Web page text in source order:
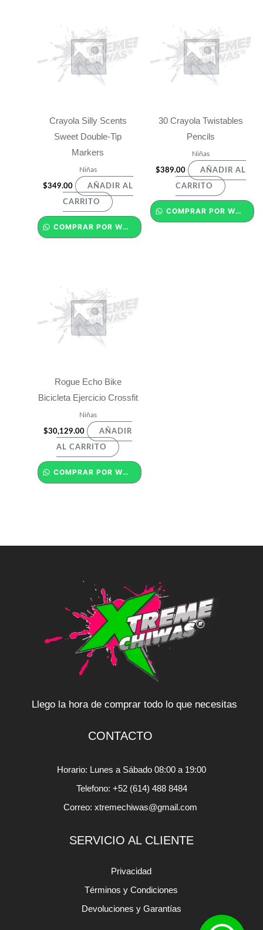
Crayola Silly Scents
Sweet Double-Tip
Markers
Niñas
$349.00 AÑADIR AL
CARRITO
COMPRAR POR WHATSAPP
30 Crayola Twistables
Pencils
Niñas
$389.00 AÑADIR AL
CARRITO
COMPRAR POR WHATSAPP
Rogue Echo Bike
Bicicleta Ejercicio Crossfit
Niñas
$30,129.00 AÑADIR
AL CARRITO
COMPRAR POR WHATSAPP
Llego la hora de comprar todo lo que necesitas
CONTACTO
Horario: Lunes a Sábado 08:00 a 19:00
Telefono: +52 (614) 488 8484
Correo: xtremechiwas@gmail.com
SERVICIO AL CLIENTE
Privacidad
Términos y Condiciones
Devoluciones y Garantías